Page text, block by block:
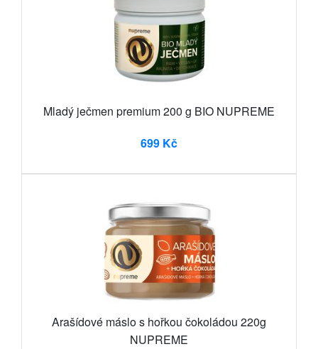
Mladý ječmen premium 200 g BIO NUPREME
699 Kč
Arašídové máslo s hořkou čokoládou 220g
NUPREME